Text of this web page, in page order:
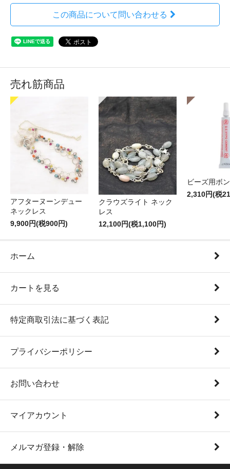
この商品について問い合わせる
売れ筋商品
アフターヌーンデュー
ネックレス
9,900円(税900円)
クラウズライト ネック
レス
12,100円(税1,100円)
ビーズ用ボ
2,310円(税
ホーム
カートを見る
特定商取引法に基づく表記
プライバシーポリシー
お問い合わせ
マイアカウント
メルマガ登録・解除